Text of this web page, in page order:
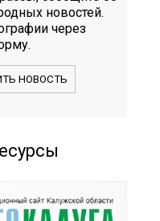
новостей.
через
НОВОСТЬ